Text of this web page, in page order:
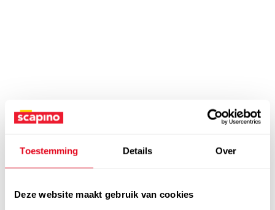
Toestemming Details Over
Deze website maakt gebruik van cookies